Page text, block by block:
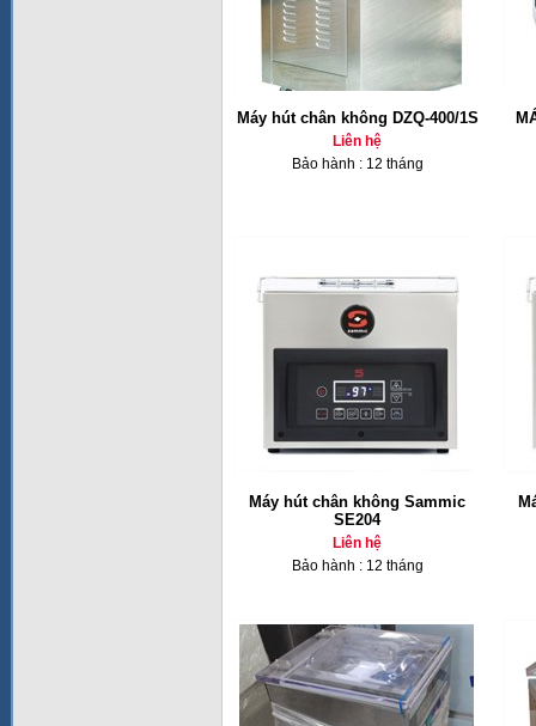
Máy hút chân không DZQ-400/1S
Liên hệ
Bảo hành : 12 tháng
Máy hút chân không Sammic
SE204
Liên hệ
Bảo hành : 12 tháng